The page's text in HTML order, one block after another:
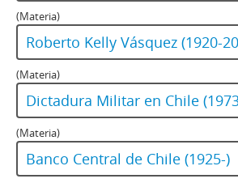
(Materia)
Roberto Kelly Vásquez (1920-
(Materia)
Dictadura Militar en Chile
(Materia)
Banco Central de Chile (1925-)